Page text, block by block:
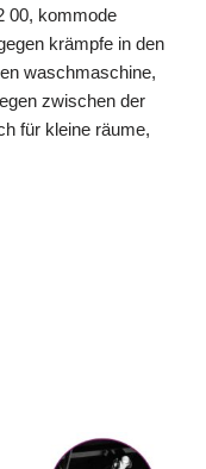
00, kommode
krämpfe in den
waschmaschine,
zwischen der
für kleine räume,